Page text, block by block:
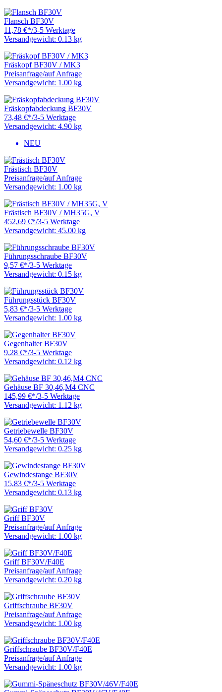
Flansch BF30V
11,78 €*/3-5 Werktage
Versandgewicht: 0.13 kg
Fräskopf BF30V / MK3
Preisanfrage/auf Anfrage
Versandgewicht: 1.00 kg
Fräskopfabdeckung BF30V
73,48 €*/3-5 Werktage
Versandgewicht: 4.90 kg
NEU
Frästisch BF30V
Preisanfrage/auf Anfrage
Versandgewicht: 1.00 kg
Frästisch BF30V / MH35G, V
452,69 €*/3-5 Werktage
Versandgewicht: 45.00 kg
Führungsschraube BF30V
9,57 €*/3-5 Werktage
Versandgewicht: 0.15 kg
Führungsstück BF30V
5,83 €*/3-5 Werktage
Versandgewicht: 1.00 kg
Gegenhalter BF30V
9,28 €*/3-5 Werktage
Versandgewicht: 0.12 kg
Gehäuse BF 30,46,M4 CNC
145,99 €*/3-5 Werktage
Versandgewicht: 1.12 kg
Getriebewelle BF30V
54,60 €*/3-5 Werktage
Versandgewicht: 0.25 kg
Gewindestange BF30V
15,83 €*/3-5 Werktage
Versandgewicht: 0.13 kg
Griff BF30V
Preisanfrage/auf Anfrage
Versandgewicht: 1.00 kg
Griff BF30V/F40E
Preisanfrage/auf Anfrage
Versandgewicht: 0.20 kg
Griffschraube BF30V
Preisanfrage/auf Anfrage
Versandgewicht: 1.00 kg
Griffschraube BF30V/F40E
Preisanfrage/auf Anfrage
Versandgewicht: 1.00 kg